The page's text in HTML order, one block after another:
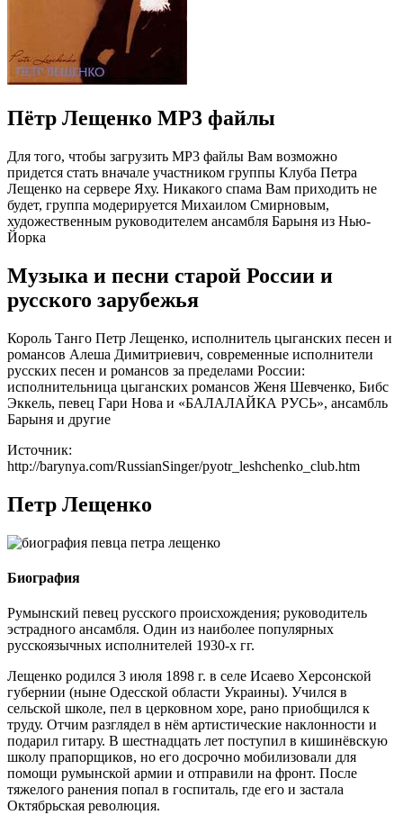
Пётр Лещенко MP3 файлы
Для того, чтобы загрузить MP3 файлы Вам возможно
придется стать вначале участником группы Клуба Петра
Лещенко на сервере Яху. Никакого спама Вам приходить не
будет, группа модерируется Михаилом Смирновым,
художественным руководителем ансамбля Барыня из Нью-
Йорка
Музыка и песни старой России и
русского зарубежья
Король Танго Петр Лещенко, исполнитель цыганских песен и
романсов Алеша Димитриевич, современные исполнители
русских песен и романсов за пределами России:
исполнительница цыганских романсов Женя Шевченко, Бибс
Эккель, певец Гари Нова и «БАЛАЛАЙКА РУСЬ», ансамбль
Барыня и другие
Источник:
http://barynya.com/RussianSinger/pyotr_leshchenko_club.htm
Петр Лещенко
Биография
Румынский певец русского происхождения; руководитель
эстрадного ансамбля. Один из наиболее популярных
русскоязычных исполнителей 1930-х гг.
Лещенко родился 3 июля 1898 г. в селе Исаево Херсонской
губернии (ныне Одесской области Украины). Учился в
сельской школе, пел в церковном хоре, рано приобщился к
труду. Отчим разглядел в нём артистические наклонности и
подарил гитару. В шестнадцать лет поступил в кишинёвскую
школу прапорщиков, но его досрочно мобилизовали для
помощи румынской армии и отправили на фронт. После
тяжелого ранения попал в госпиталь, где его и застала
Октябрьская революция.